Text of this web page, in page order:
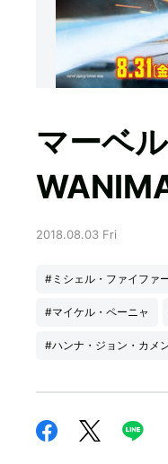
マーベ
2018.08.03 Fri
#ミシェル・ファイファ
#マイケル・ペーニャ
#ハンナ・ジョン・カメ